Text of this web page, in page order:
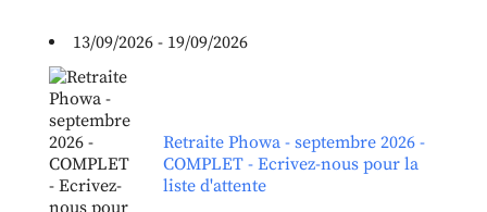
13/09/2026 - 19/09/2026
Retraite Phowa - septembre 2026 -
COMPLET - Ecrivez-nous pour la
liste d'attente